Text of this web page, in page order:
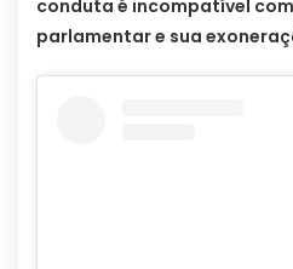
conduta é incompatível
parlamentar e sua